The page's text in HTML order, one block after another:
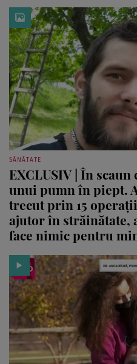
SĂNĂTATE
EXCLUSIV | În
unui pumn în piept.
trecut prin 15
ajutor în străinătate,
face nimic pentru